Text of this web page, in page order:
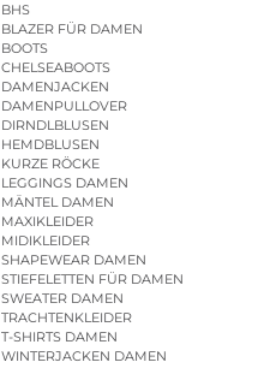
BHS
BLAZER FÜR DAMEN
BOOTS
CHELSEABOOTS
DAMENJACKEN
DAMENPULLOVER
DIRNDLBLUSEN
HEMDBLUSEN
KURZE RÖCKE
LEGGINGS DAMEN
MÄNTEL DAMEN
MAXIKLEIDER
MIDIKLEIDER
SHAPEWEAR DAMEN
STIEFELETTEN FÜR DAMEN
SWEATER DAMEN
TRACHTENKLEIDER
T-SHIRTS DAMEN
WINTERJACKEN DAMEN